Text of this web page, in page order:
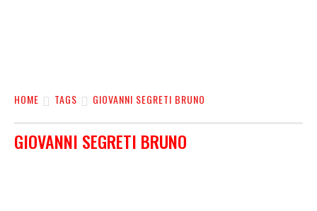
HOME TAGS GIOVANNI SEGRETI BRUNO
GIOVANNI SEGRETI BRUNO